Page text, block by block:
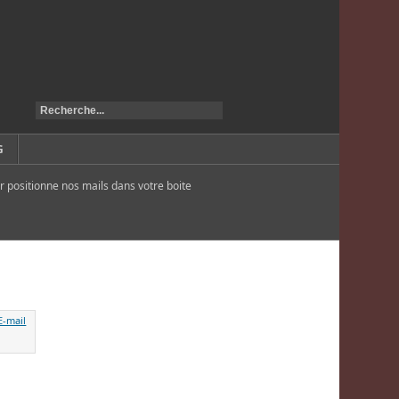
positionne nos mails dans votre boite